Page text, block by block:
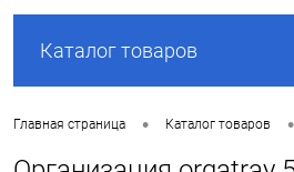
Каталог товаров
Главная страница • Каталог товаров •